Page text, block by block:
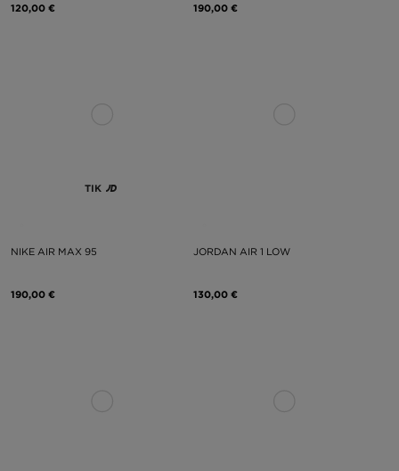
120,00 € 190,00 €
TIK
NIKE AIR MAX 95
190,00 €
JORDAN AIR 1 LOW
130,00 €